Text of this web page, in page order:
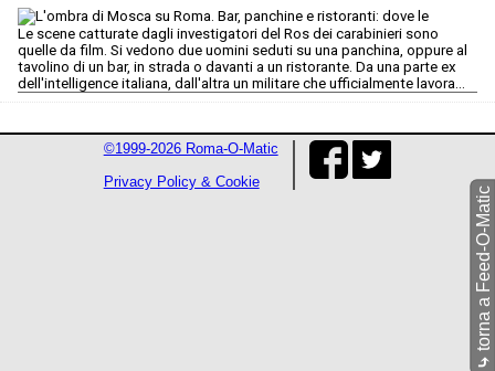
Le scene catturate dagli investigatori del Ros dei carabinieri sono
quelle da film. Si vedono due uomini seduti su una panchina, oppure al
tavolino di un bar, in strada o davanti a un ristorante. Da una parte ex
dell'intelligence italiana, dall'altra un militare che ufficialmente lavora...
⤷
torna a Feed-O-Matic
©1999-2026 Roma-O-Matic
Privacy Policy & Cookie